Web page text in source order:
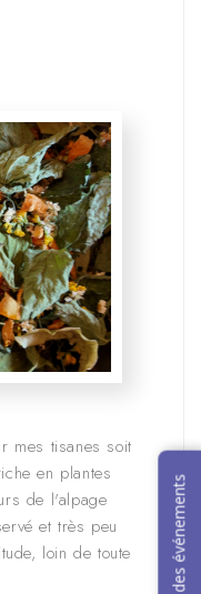
mes tisanes soit
en plantes
de l'alpage
et très peu
loin de toute